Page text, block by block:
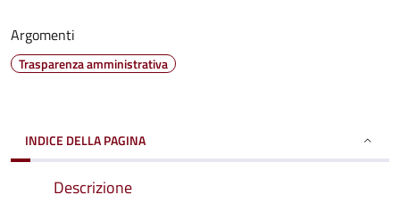
Argomenti
Trasparenza amministrativa
INDICE DELLA PAGINA
Descrizione